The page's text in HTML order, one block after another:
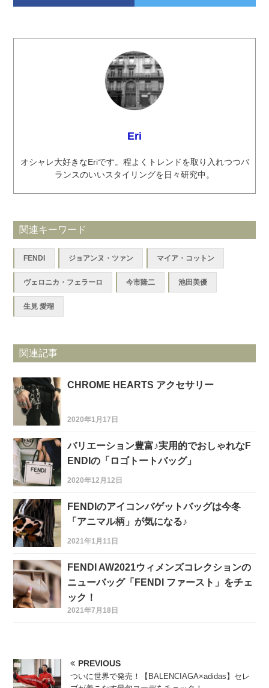
Eri
オシャレ大好きなEriです。程よくトレンドを取り入れつつバ
ランスのいいスタイリングを日々研究中。
関連キーワード
FENDI ジョアンヌ・ツァン マイア・コットン
ヴェロニカ・フェラーロ 今市隆二 池田美優
生見 愛瑠
関連記事
CHROME HEARTS アクセサリー
2020年1月17日
バリエーション豊富♪実用的でおしゃれなF
ENDIの「ロゴトートバッグ」
2020年12月12日
FENDIのアイコンバゲットバッグは今冬
「アニマル柄」が気になる♪
2021年1月11日
FENDI AW2021ウィメンズコレクションの
ニューバッグ「FENDI ファースト」をチェ
ック！
2021年7月18日
PREVIOUS
ついに世界で発売！【BALENCIAGA×adidas】セレ